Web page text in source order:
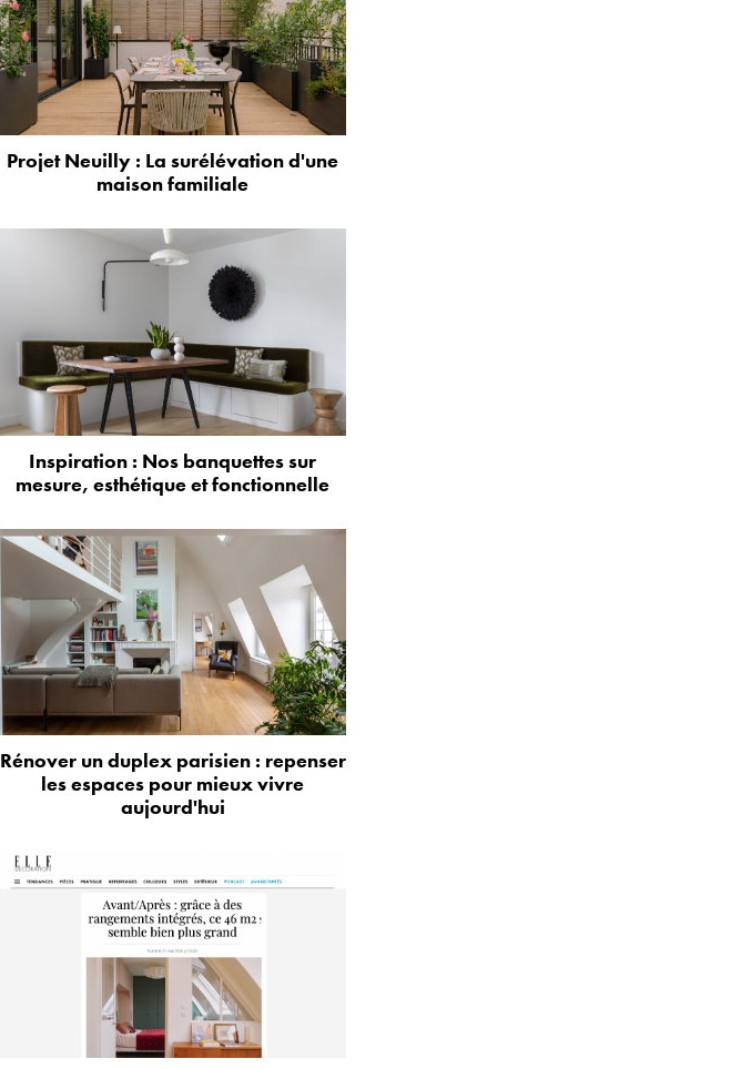
Projet Neuilly : La surélévation d'une
maison familiale
Inspiration : Nos banquettes sur
mesure, esthétique et fonctionnelle
Rénover un duplex parisien : repenser
les espaces pour mieux vivre
aujourd'hui